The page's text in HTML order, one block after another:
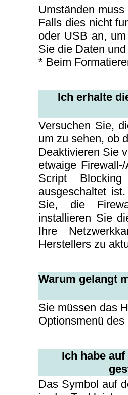
Umständen
Falls dies nicht
oder USB an,
Sie die Daten
* Beim
Ich erhalte
Versuchen Sie,
um zu sehen, ob
Deaktivieren Sie
etwaige
Script Blocking
ausgeschaltet
Sie, die
installieren Sie
Ihre
Herstellers zu
Warum gelangt
Sie müssen das
Optionsmenü
Ich habe
Das Symbol auf